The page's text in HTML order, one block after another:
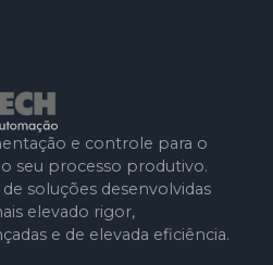
e controle para o
seu processo produtivo.
soluções desenvolvidas
elevado rigor,
e de elevada eficiência.